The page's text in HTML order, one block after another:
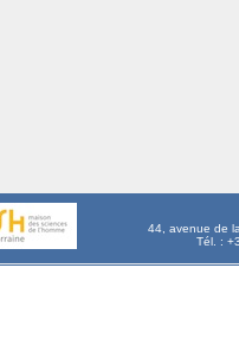
44, avenue de
Tél. :